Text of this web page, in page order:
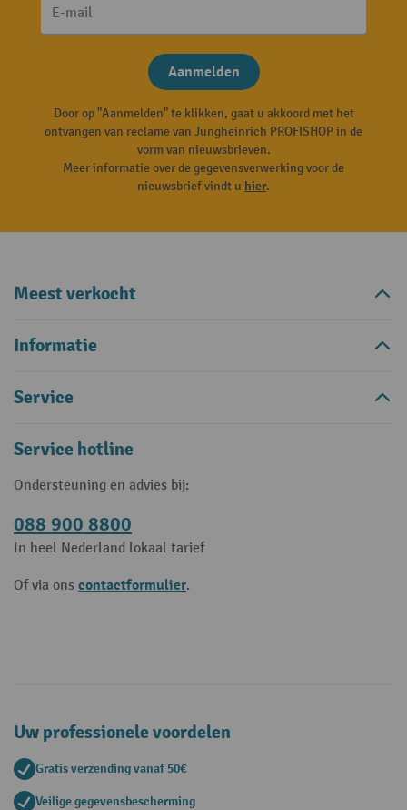
E-mail
Aanmelden
Door op "Aanmelden" te klikken, gaat u akkoord met het
ontvangen van reclame van Jungheinrich PROFISHOP in de
vorm van nieuwsbrieven.
Meer informatie over de gegevensverwerking voor de
nieuwsbrief vindt u hier.
Meest verkocht
Informatie
Service
Service hotline
Ondersteuning en advies bij:
088 900 8800
In heel Nederland lokaal tarief
Of via ons contactformulier.
Uw professionele voordelen
Gratis verzending vanaf 50€
Veilige gegevensbescherming